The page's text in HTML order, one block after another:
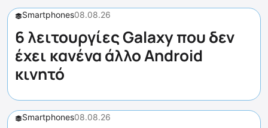
Smartphones08.08.26
6 λειτουργίες Galaxy που δεν
έχει κανένα άλλο Android
κινητό
Smartphones08.08.26